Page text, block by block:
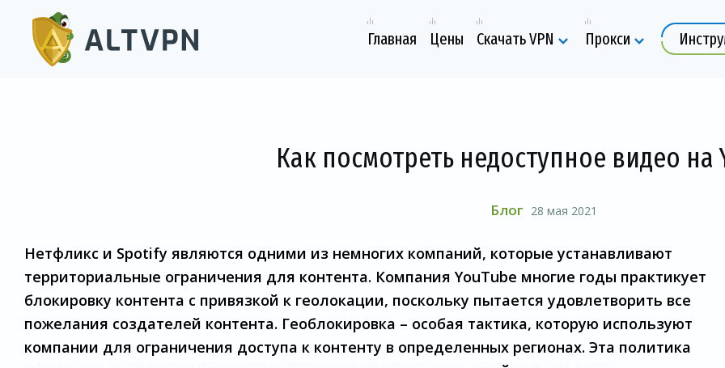
Главная Цены Скачать VPN Прокси
Как посмотреть недоступное видео на
Блог 28 мая 2021
Нетфликс и Spotify являются одними из немногих компаний, которые устанавливают
территориальные ограничения для контента. Компания YouTube многие годы практикует
блокировку контента с привязкой к геолокации, поскольку пытается удовлетворить все
пожелания создателей контента. Геоблокировка – особая тактика, которую используют
компании для ограничения доступа к контенту в определенных регионах. Эта политика